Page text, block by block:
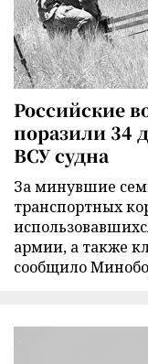
Российские
поразили 34
ВСУ судна
За минувшие
транспортных
армии, а также
сообщило